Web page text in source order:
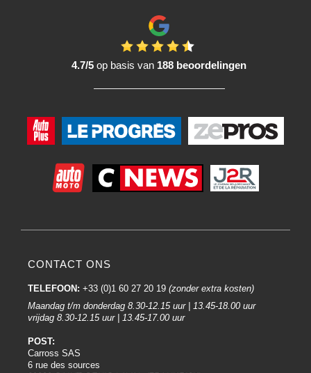
4.7/5 op basis van 188 beoordelingen
CONTACT ONS
TELEFOON: +33 (0)1 60 27 20 19 (zonder extra kosten)
Maandag t/m donderdag 8.30-12.15 uur | 13.45-18.00 uur
vrijdag 8.30-12.15 uur | 13.45-17.00 uur
POST:
Carross SAS
6 rue des sources